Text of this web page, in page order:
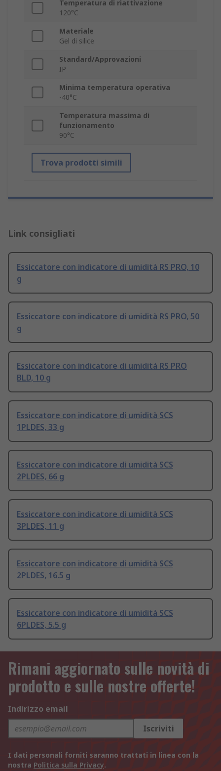
Temperatura di riattivazione
120°C
Materiale
Gel di silice
Standard/Approvazioni
IP
Minima temperatura operativa
-40°C
Temperatura massima di
funzionamento
90°C
Trova prodotti simili
Link consigliati
Essiccatore con indicatore di umidità RS PRO, 10
g
Essiccatore con indicatore di umidità RS PRO, 50
g
Essiccatore con indicatore di umidità RS PRO
BLD, 10 g
Essiccatore con indicatore di umidità SCS
1PLDES, 33 g
Essiccatore con indicatore di umidità SCS
2PLDES, 66 g
Essiccatore con indicatore di umidità SCS
3PLDES, 11 g
Essiccatore con indicatore di umidità SCS
2PLDES, 16.5 g
Essiccatore con indicatore di umidità SCS
6PLDES, 5.5 g
Rimani aggiornato sulle novità di
prodotto e sulle nostre offerte!
Indirizzo email
Iscriviti
I dati personali forniti saranno trattati in linea con la
nostra Politica sulla Privacy.